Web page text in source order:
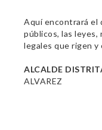
Aquí encontrará el
públicos, las leyes,
legales que rigen
ALCALDE
ALVAREZ